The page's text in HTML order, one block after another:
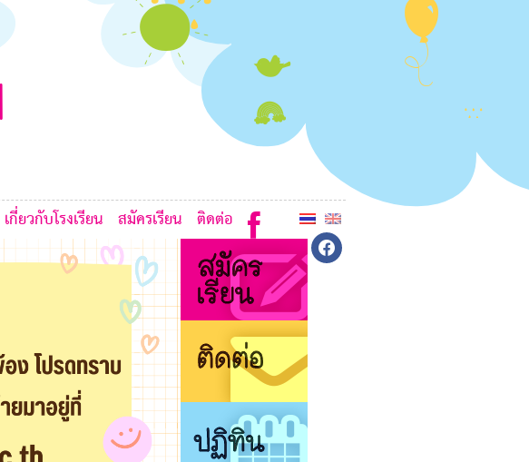
เกี่ยวกับโรงเรียน สมัครเรียน ติดต่อ
facebook
G
B
F
E
A